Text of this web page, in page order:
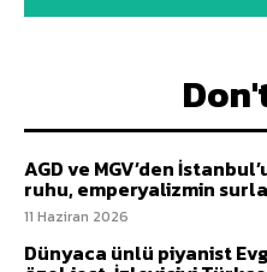
AGD ve MGV’den
ruhu, emperyalizmin
11 Haziran 2026
Dünyaca ünlü piyanist